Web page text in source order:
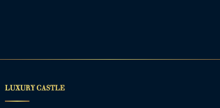
LUXURY CASTLE